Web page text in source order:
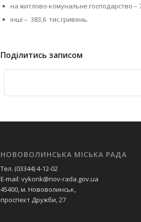
на житлово-комунальне господарство –
інші – 383,6 тис.гривень.
Поділитись записом
НОВОВОЛИНСЬКА МІСЬКА РАДА
Тел. (03344) 4-12-02
E-mail: vykonk@nov-rada.gov.ua
45400, м. Нововолинськ,
проспект Дружби, 27